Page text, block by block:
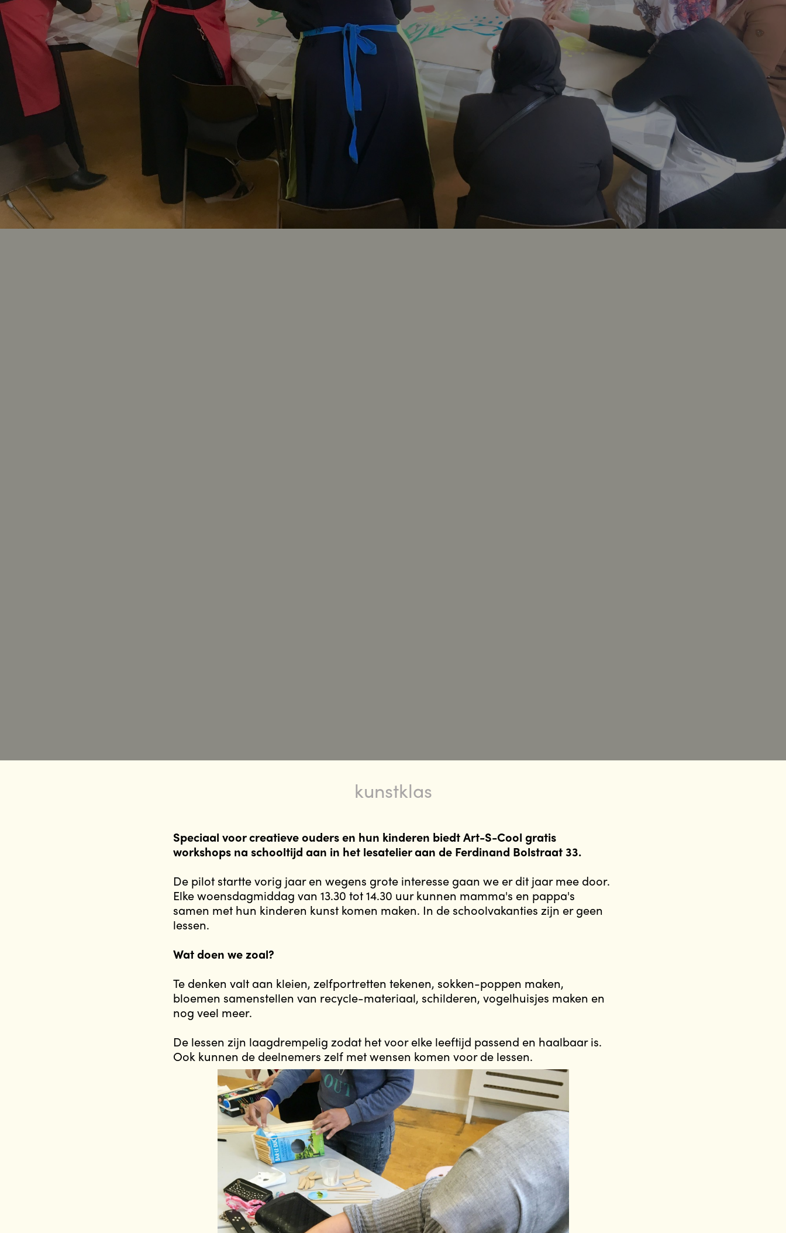
kunstklas
Speciaal voor creatieve ouders en hun kinderen biedt Art-S-Cool gratis
workshops na schooltijd aan in het lesatelier aan de Ferdinand Bolstraat 33.
De pilot startte vorig jaar en wegens grote interesse gaan we er dit jaar mee door.
Elke woensdagmiddag van 13.30 tot 14.30 uur kunnen mamma's en pappa's
samen met hun kinderen kunst komen maken. In de schoolvakanties zijn er geen
lessen.
Wat doen we zoal?
Te denken valt aan kleien, zelfportretten tekenen, sokken-poppen maken,
bloemen samenstellen van recycle-materiaal, schilderen, vogelhuisjes maken en
nog veel meer.
De lessen zijn laagdrempelig zodat het voor elke leeftijd passend en haalbaar is.
Ook kunnen de deelnemers zelf met wensen komen voor de lessen.